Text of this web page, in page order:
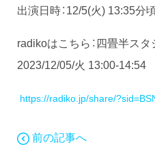
出演日時：12/5(火) 13:35分
radikoはこちら：四畳半ス
2023/12/05/火 13:00-14:54
https://radiko.jp/share/
前の記事へ